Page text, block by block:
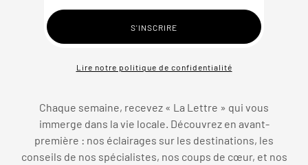
Lire notre politique de confidentialité
Chaque semaine, recevez « La Lettre » qui vous
immerge dans la vie locale. Découvrez en avant-
première : nos éclairages sur les destinations, les
conseils de nos spécialistes, nos coups de cœur, et nos